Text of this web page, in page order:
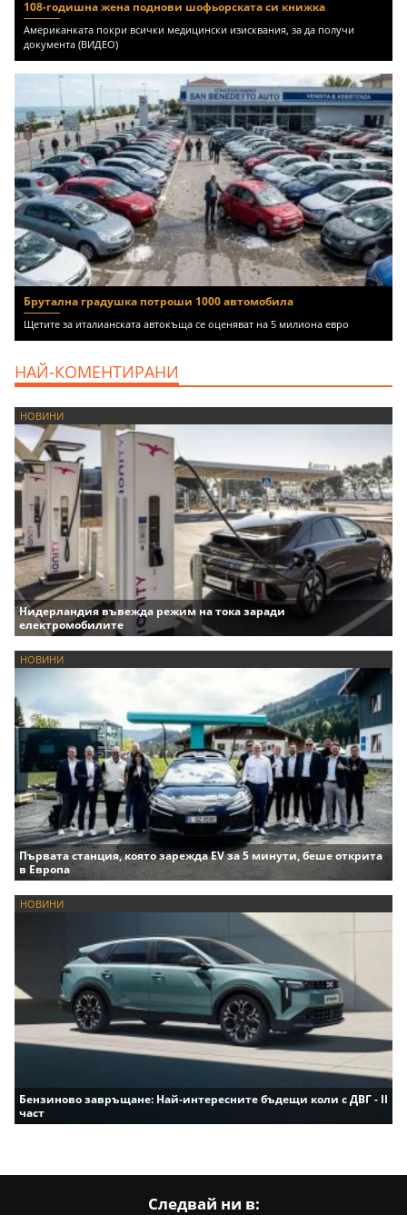
108-годишна жена поднови шофьорската си книжка
Американката покри всички медицински изисквания, за да получи
документа (ВИДЕО)
Брутална градушка потроши 1000 автомобила
Щетите за италианската автокъща се оценяват на 5 милиона евро
НАЙ-КОМЕНТИРАНИ
НОВИНИ
Нидерландия въвежда режим на тока заради
електромобилите
НОВИНИ
Първата станция, която зарежда EV за 5 минути, беше открита
в Европа
НОВИНИ
Бензиново завръщане: Най-интересните бъдещи коли с ДВГ - II
част
Следвай ни в: